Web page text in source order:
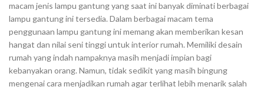
macam jenis lampu gantung yang saat ini banyak diminati berbagai
lampu gantung ini tersedia. Dalam berbagai macam tema
penggunaan lampu gantung ini memang akan memberikan kesan
hangat dan nilai seni tinggi untuk interior rumah. Memiliki desain
rumah yang indah nampaknya masih menjadi impian bagi
kebanyakan orang. Namun, tidak sedikit yang masih bingung
mengenai cara menjadikan rumah agar terlihat lebih menarik salah